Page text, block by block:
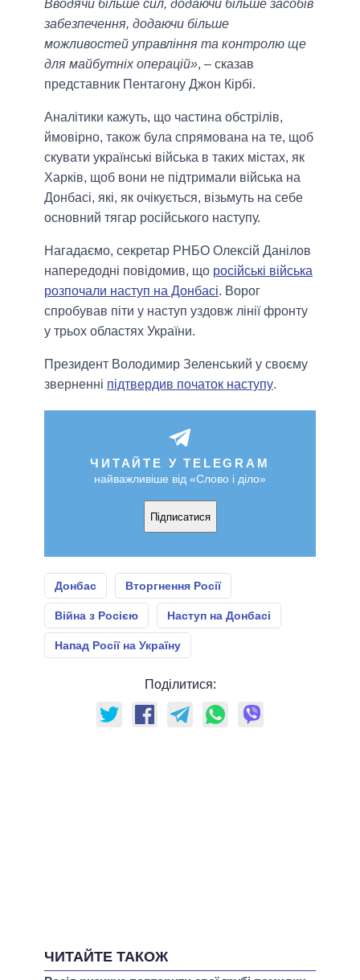
Вводячи більше сил, додаючи більше засобів
забезпечення, додаючи більше
можливостей управління та контролю ще
для майбутніх операцій», – сказав
представник Пентагону Джон Кірбі.
Аналітики кажуть, що частина обстрілів,
ймовірно, також була спрямована на те, щоб
скувати українські війська в таких містах, як
Харків, щоб вони не підтримали війська на
Донбасі, які, як очікується, візьмуть на себе
основний тягар російського наступу.
Нагадаємо, секретар РНБО Олексій Данілов
напередодні повідомив, що російські війська
розпочали наступ на Донбасі. Ворог
спробував піти у наступ уздовж лінії фронту
у трьох областях України.
Президент Володимир Зеленський у своєму
зверненні підтвердив початок наступу.
ЧИТАЙТЕ У TELEGRAM
найважливіше від «Слово і діло»
Підписатися
Донбас Вторгнення Росії
Війна з Росією Наступ на Донбасі
Напад Росії на Україну
Поділитися:
ЧИТАЙТЕ ТАКОЖ